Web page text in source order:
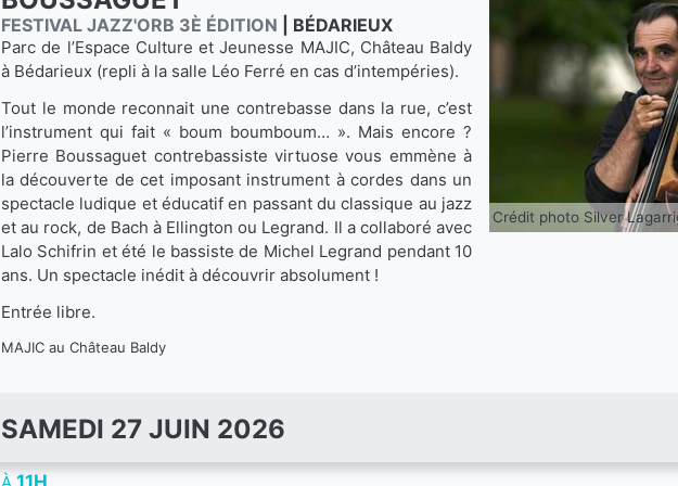
FESTIVAL JAZZ'ORB 3È ÉDITION BÉDARIEUX
Crédit photo Silver
Parc de l’Espace Culture et Jeunesse MAJIC, Château Baldy
à Bédarieux (repli à la salle Léo Ferré en cas d’intempéries).
Tout le monde reconnait une contrebasse dans la rue, c’est
l’instrument qui fait « boum boumboum… ». Mais encore ?
Pierre Boussaguet contrebassiste virtuose vous emmène à
la découverte de cet imposant instrument à cordes dans un
spectacle ludique et éducatif en passant du classique au jazz
et au rock, de Bach à Ellington ou Legrand. Il a collaboré avec
Lalo Schifrin et été le bassiste de Michel Legrand pendant 10
ans. Un spectacle inédit à découvrir absolument !
Entrée libre.
MAJIC au Château Baldy
SAMEDI 27 JUIN 2026
À 11H